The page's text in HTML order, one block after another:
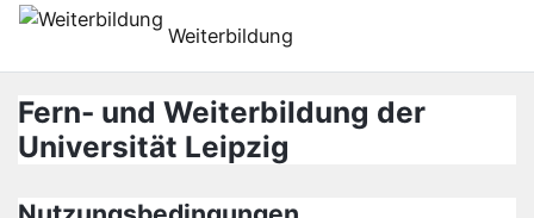
Atvērt galveno saturu
Weiterbildung
Fern- und Weiterbildung der
Universität Leipzig